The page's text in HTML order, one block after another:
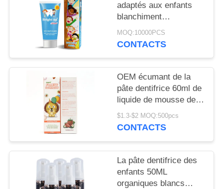
POLITIQUE
MATIÈRE
PROTECTION
VIE
PRIVÉE
adaptés aux enfants
blanchiment
antibactérien dentifrice
hors de portée des
MOQ:10000PCS
CONTACTS
OEM écumant de la
pâte dentifrice 60ml de
liquide de mousse de
saveur de fraise
$1.3-$2 MOQ:500pcs
CONTACTS
La pâte dentifrice des
enfants 50ML
organiques blancs